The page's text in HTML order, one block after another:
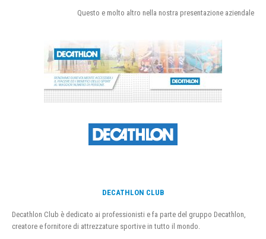
Questo e molto altro nella nostra presentazione aziendale
DECATHLON CLUB
Decathlon Club è dedicato ai professionisti e fa parte del gruppo Decathlon,
creatore e fornitore di attrezzature sportive in tutto il mondo.